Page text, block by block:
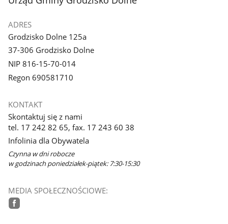
ADRES
Grodzisko Dolne 125a
37-306 Grodzisko Dolne
NIP 816-15-70-014
Regon 690581710
KONTAKT
Skontaktuj się z nami
tel. 17 242 82 65, fax. 17 243 60 38
Infolinia dla Obywatela
Czynna w dni robocze
w godzinach poniedziałek-piątek: 7:30-15:30
MEDIA SPOŁECZNOŚCIOWE: